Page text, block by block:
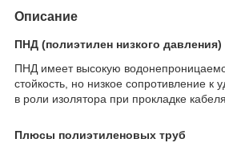
Описание
ПНД (полиэтилен низкого давления)
ПНД имеет высокую
стойкость, но низкое сопротивление
в роли изолятора при прокладке кабеля
Плюсы полиэтиленовых труб